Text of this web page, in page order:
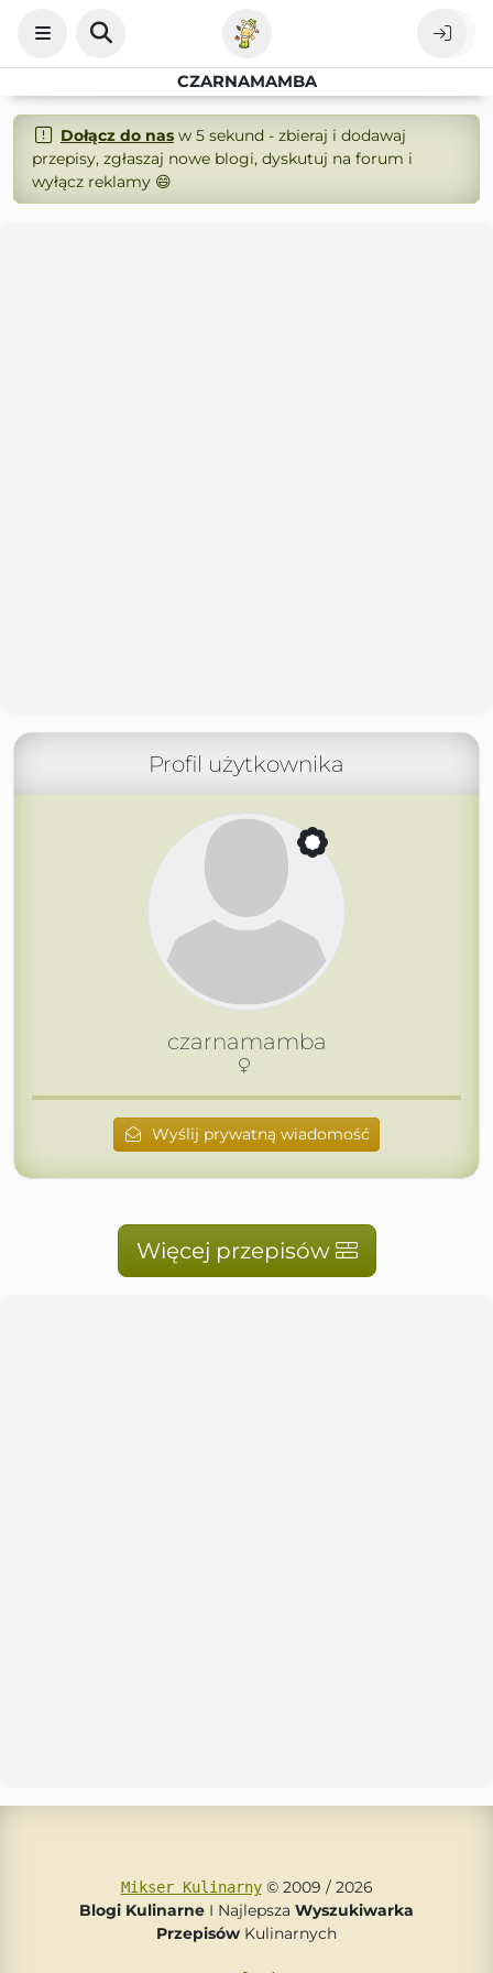
CZARNAMAMBA
Dołącz do nasw 5 sekund - zbieraj i dodawaj
przepisy, zgłaszaj nowe blogi, dyskutuj na forum i
wyłącz reklamy 😄
Profil użytkownika
czarnamamba
Wyślij prywatną wiadomość
Więcej przepisów
Mikser Kulinarny© 2009 / 2026
Blogi Kulinarne I Najlepsza Wyszukiwarka
Przepisów Kulinarnych